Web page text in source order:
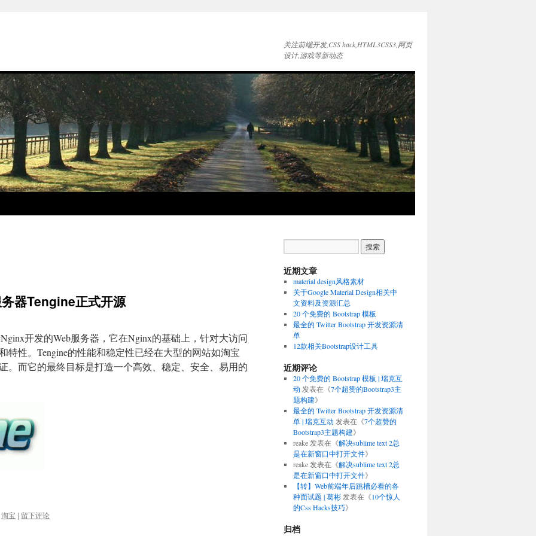
关注前端开发,CSS hack,HTML3CSS3,网页
设计,游戏等新动态
器Tengine正式开源
开发的Web服务器，它在Nginx的基础上，针对大访问
特性。Tengine的性能和稳定性已经在大型的网站如淘宝
。而它的最终目标是打造一个高效、稳定、安全、易用的
淘宝 | 留下评论
近期文章
material design风格素材
关于Google Material Design相关中
文资料及资源汇总
20 个免费的 Bootstrap 模板
最全的 Twitter Bootstrap 开发资源清
单
12款相关Bootstrap设计工具
近期评论
20 个免费的 Bootstrap 模板 | 瑞克互
动 发表在《7个超赞的Bootstrap3主
题构建》
最全的 Twitter Bootstrap 开发资源清
单 | 瑞克互动 发表在《7个超赞的
Bootstrap3主题构建》
reake发表在《解决sublime text 2总
是在新窗口中打开文件》
reake发表在《解决sublime text 2总
是在新窗口中打开文件》
【转】Web前端年后跳槽必看的各
种面试题 | 葛彬发表在《10个惊人
的Css Hacks技巧》
归档